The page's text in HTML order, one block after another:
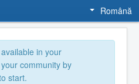
Română
in your
community by
start.